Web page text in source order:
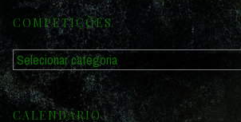
COMPETIÇÕES
Competições
CALENDÁRIO